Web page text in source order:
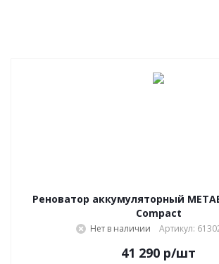
Реноватор аккумуляторный
Compact
Нет в наличии Артикул:
41 290 р/шт